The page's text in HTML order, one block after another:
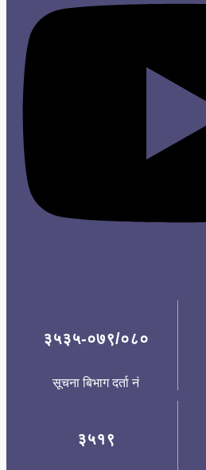
३५३५-०७९/०८०
सूचना बिभाग दर्ता नं
३५१९